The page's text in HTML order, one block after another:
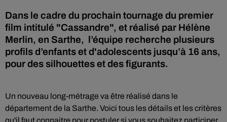
Dans le cadre du prochain tournage du premier
film intitulé "Cassandre", et réalisé par Hélène
Merlin, en Sarthe, l’équipe recherche plusieurs
profils d’enfants et d'adolescents jusqu’à 16 ans,
pour des silhouettes et des figurants.
Un nouveau long-métrage va être réalisé dans le
département de la Sarthe. Voici tous les détails et les critères
qu'il faut connaitre pour postuler si vous souhaitez participer